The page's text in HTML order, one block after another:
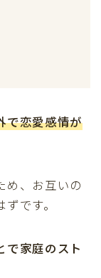
で恋愛感情が
め、お互いの
です。
で家庭のスト